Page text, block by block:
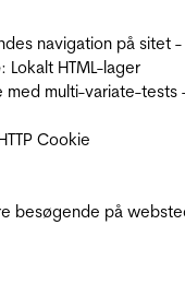
navigation på sitet
: Lokalt HTML-lager
multi-variate-
Cookie
besøgende på